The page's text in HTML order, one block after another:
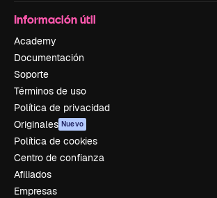
Información útil
Academy
Documentación
Soporte
Términos de uso
Política de privacidad
Originales Nuevo
Política de cookies
Centro de confianza
Afiliados
Empresas